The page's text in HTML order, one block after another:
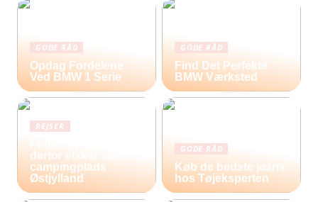
GODE RÅD
Opdag Fordelene
Ved BMW 1 Serie
GODE RÅD
Find Det Perfekte
BMW Værksted
REJSER
derfor elsker børn
campingplads
Østjylland
GODE RÅD
Køb de bedste jeans
hos Tøjeksperten